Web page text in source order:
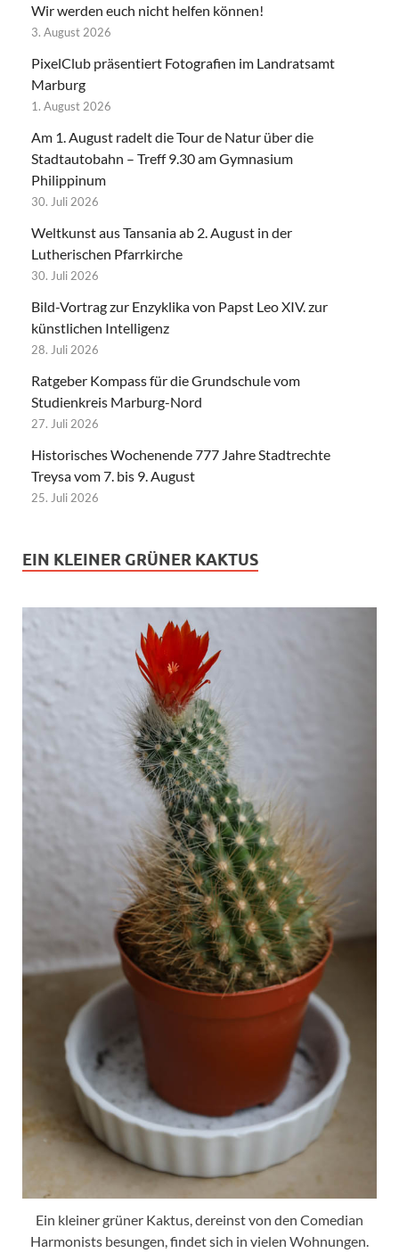
Wir werden euch nicht helfen können!
3. August 2026
PixelClub präsentiert Fotografien im Landratsamt
Marburg
1. August 2026
Am 1. August radelt die Tour de Natur über die
Stadtautobahn – Treff 9.30 am Gymnasium
Philippinum
30. Juli 2026
Weltkunst aus Tansania ab 2. August in der
Lutherischen Pfarrkirche
30. Juli 2026
Bild-Vortrag zur Enzyklika von Papst Leo XIV. zur
künstlichen Intelligenz
28. Juli 2026
Ratgeber Kompass für die Grundschule vom
Studienkreis Marburg-Nord
27. Juli 2026
Historisches Wochenende 777 Jahre Stadtrechte
Treysa vom 7. bis 9. August
25. Juli 2026
EIN KLEINER GRÜNER KAKTUS
Ein kleiner grüner Kaktus, dereinst von den Comedian
Harmonists besungen, findet sich in vielen Wohnungen.